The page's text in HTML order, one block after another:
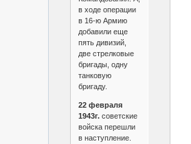
в ходе операции
в 16-ю Армию
добавили еще
пять дивизий,
две стрелковые
бригады, одну
танковую
бригаду.
22 февраля
1943г.советские
войска перешли
в наступление.